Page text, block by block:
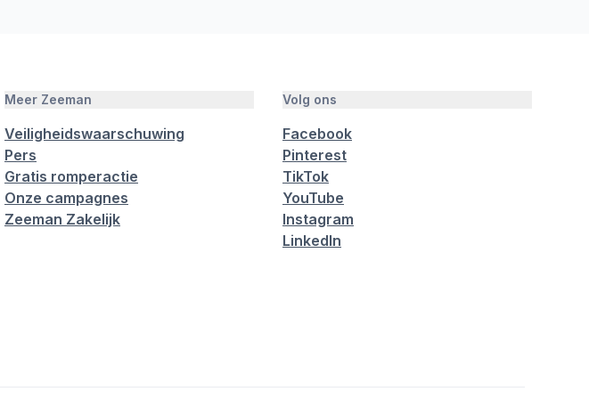
Meer Zeeman
Veiligheidswaarschuwing
Pers
Gratis romperactie
Onze campagnes
Zeeman Zakelijk
Volg ons
Facebook
Pinterest
TikTok
YouTube
Instagram
LinkedIn